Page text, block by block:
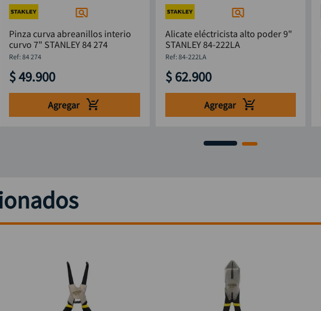
Pinza curva abreanillos interio
curvo 7" STANLEY 84 274
: 84 274
$49.900
Agregar
Alicate eléctricista alto poder 9"
STANLEY 84-222LA
: 84-222LA
$ 62.900
Agregar